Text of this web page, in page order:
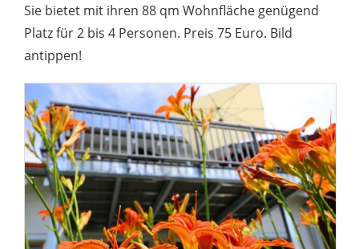
Sie bietet mit ihren 88 qm Wohnfläche genügend
Platz für 2 bis 4 Personen. Preis 75 Euro. Bild
antippen!